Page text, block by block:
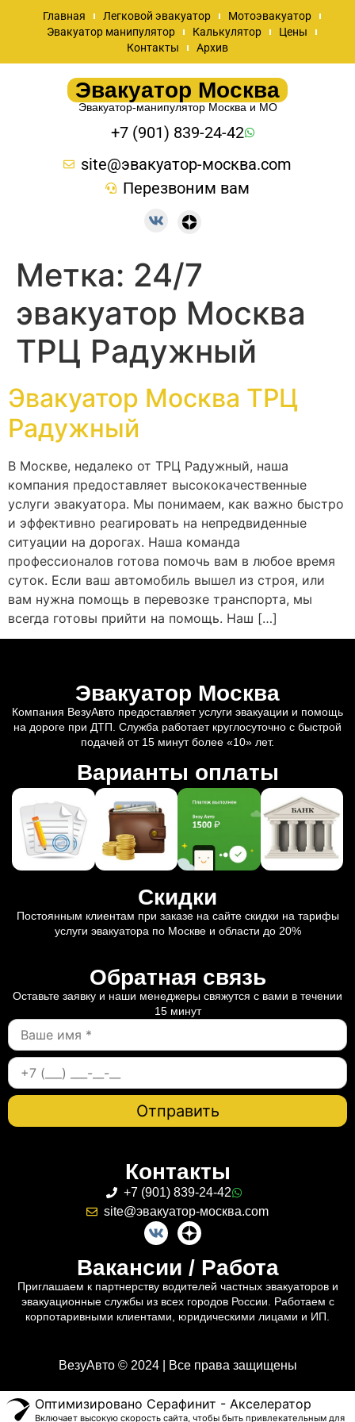
Главная Легковой эвакуатор
Мотоэвакуатор
Эвакуатор манипулятор
Калькулятор
Цены
Контакты
Архив
Эвакуатор Москва
Эвакуатор-манипулятор Москва и МО
+7 (901) 839-24-42
site@эвакуатор-москва.com
Перезвоним вам
Метка: 24/7
эвакуатор Москва
ТРЦ Радужный
Эвакуатор Москва ТРЦ
Радужный
В Москве, недалеко от ТРЦ Радужный, наша
компания предоставляет высококачественные
услуги эвакуатора. Мы понимаем, как важно быстро
и эффективно реагировать на непредвиденные
ситуации на дорогах. Наша команда
профессионалов готова помочь вам в любое время
суток. Если ваш автомобиль вышел из строя, или
вам нужна помощь в перевозке транспорта, мы
всегда готовы прийти на помощь. Наш […]
Эвакуатор Москва
Компания ВезуАвто предоставляет услуги эвакуации и помощь
на дороге при ДТП. Служба работает круглосуточно с быстрой
подачей от 15 минут более «10» лет.
Варианты оплаты
Скидки
Постоянным клиентам при заказе на сайте скидки на тарифы
услуги эвакуатора по Москве и области до 20%
Обратная связь
Оставьте заявку и наши менеджеры свяжутся с вами в течении
15 минут
Контакты
+7 (901) 839-24-42
site@эвакуатор-москва.com
Вакансии / Работа
Приглашаем к партнерству водителей частных эвакуаторов и
эвакуационные службы из всех городов России. Работаем с
корпотаривными клиентами, юридическими лицами и ИП.
ВезуАвто © 2024 | Все права защищены
Оптимизировано Серафинит - Акселератор
Включает высокую скорость сайта, чтобы быть привлекательным для